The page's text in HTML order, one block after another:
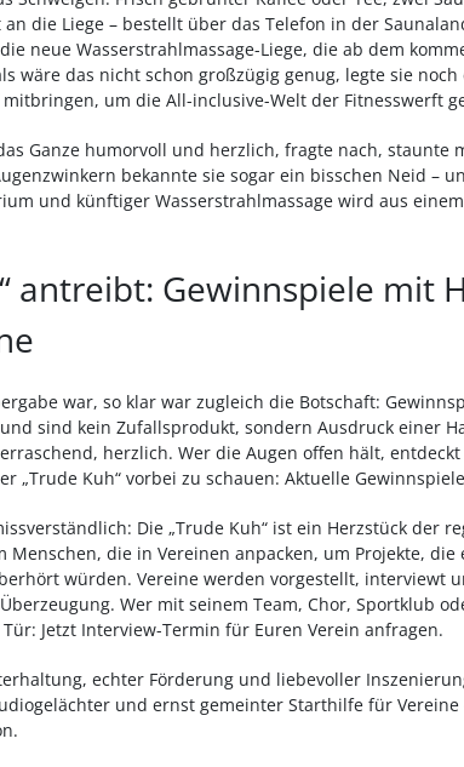
die Liege – bestellt über das Telefon in der
neue Wasserstrahlmassage-Liege, die ab dem
wäre das nicht schon großzügig genug, legte sie
um die All-inclusive-Welt der Fitnesswerft
Ganze humorvoll und herzlich, fragte nach, staunte
bekannte sie sogar ein bisschen Neid –
und künftiger Wasserstrahlmassage wird aus
antreibt: Gewinnspiele mit
war, so klar war zugleich die Botschaft:
sind kein Zufallsprodukt, sondern Ausdruck einer
herzlich. Wer die Augen offen hält,
„Trude Kuh“ vorbei zu schauen: Aktuelle
Die „Trude Kuh“ ist ein Herzstück der
Menschen, die in Vereinen anpacken, um Projekte,
würden. Vereine werden vorgestellt, interviewt
Wer mit seinem Team, Chor, Sportklub
Jetzt Interview-Termin für Euren Verein anfragen.
echter Förderung und liebevoller
und ernst gemeinter Starthilfe für